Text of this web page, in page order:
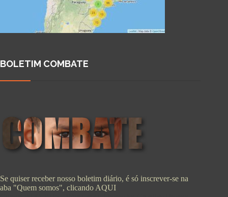
BOLETIM COMBATE
Se quiser receber nosso boletim diário, é só inscrever-se na
aba "Quem somos", clicando AQUI